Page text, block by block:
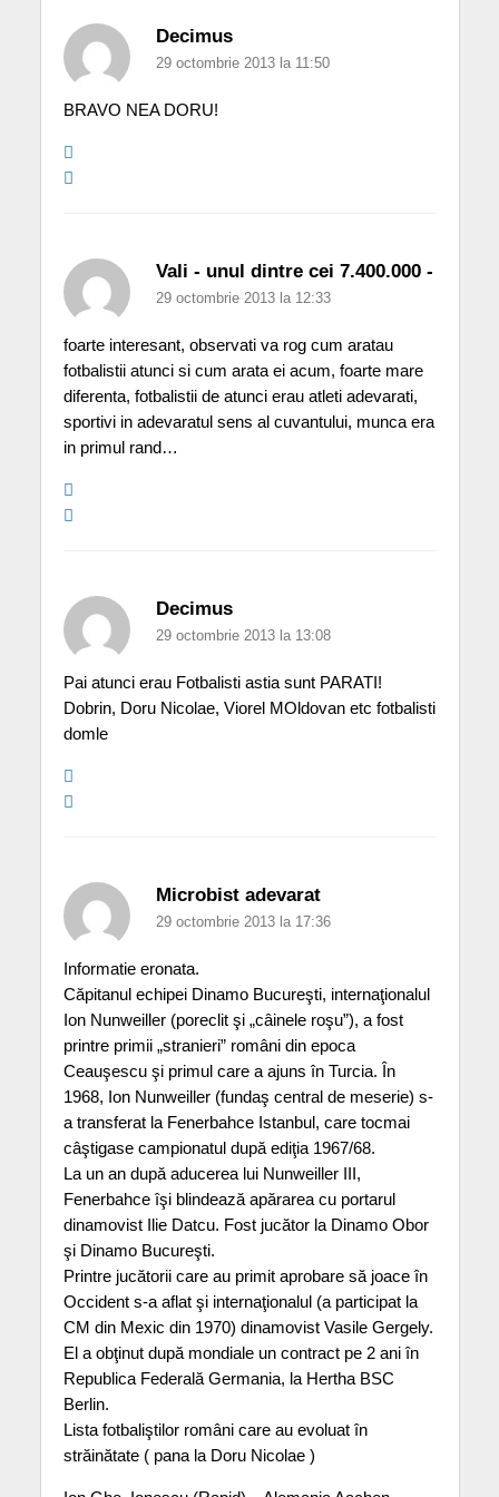
Decimus
29 octombrie 2013 la 11:50
BRAVO NEA DORU!
Vali - unul dintre cei 7.400.000 -
29 octombrie 2013 la 12:33
foarte interesant, observati va rog cum aratau
fotbalistii atunci si cum arata ei acum, foarte mare
diferenta, fotbalistii de atunci erau atleti adevarati,
sportivi in adevaratul sens al cuvantului, munca era
in primul rand…
Decimus
29 octombrie 2013 la 13:08
Pai atunci erau Fotbalisti astia sunt PARATI!
Dobrin, Doru Nicolae, Viorel MOldovan etc fotbalisti
domle
Microbist adevarat
29 octombrie 2013 la 17:36
Informatie eronata.
Căpitanul echipei Dinamo Bucureşti, internaţionalul
Ion Nunweiller (poreclit şi „câinele roşu”), a fost
printre primii „stranieri” români din epoca
Ceauşescu şi primul care a ajuns în Turcia. În
1968, Ion Nunweiller (fundaş central de meserie) s-
a transferat la Fenerbahce Istanbul, care tocmai
câştigase campionatul după ediţia 1967/68.
La un an după aducerea lui Nunweiller III,
Fenerbahce îşi blindează apărarea cu portarul
dinamovist Ilie Datcu. Fost jucător la Dinamo Obor
şi Dinamo Bucureşti.
Printre jucătorii care au primit aprobare să joace în
Occident s-a aflat şi internaţionalul (a participat la
CM din Mexic din 1970) dinamovist Vasile Gergely.
El a obţinut după mondiale un contract pe 2 ani în
Republica Federală Germania, la Hertha BSC
Berlin.
Lista fotbaliştilor români care au evoluat în
străinătate ( pana la Doru Nicolae )